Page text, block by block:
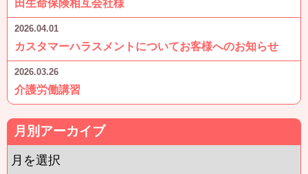
田生命保険相互会社様
2026.04.01
カスタマーハラスメントについてお客様へのお知らせ
2026.03.26
介護労働講習
月別アーカイブ